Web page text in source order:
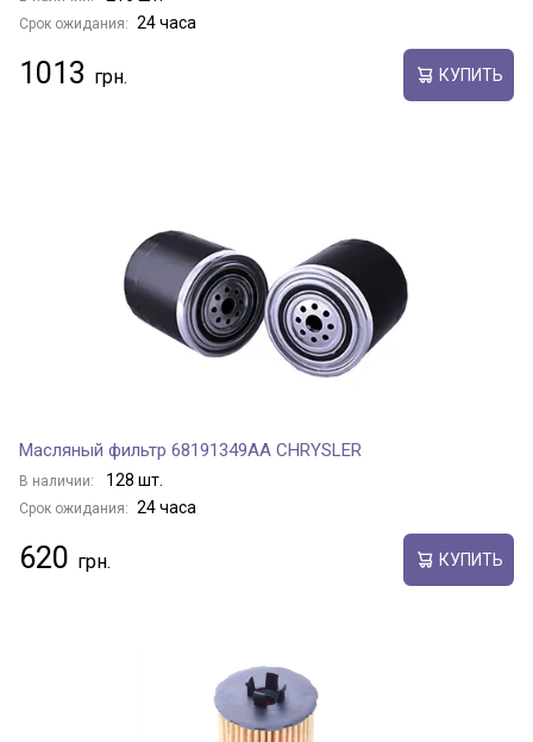
Срок ожидания: 24 часа
1013 КУПИТЬ
Масляный фильтр 68191349AA CHRYSLER
В наличии: 128 шт.
Срок ожидания: 24 часа
620 КУПИТЬ